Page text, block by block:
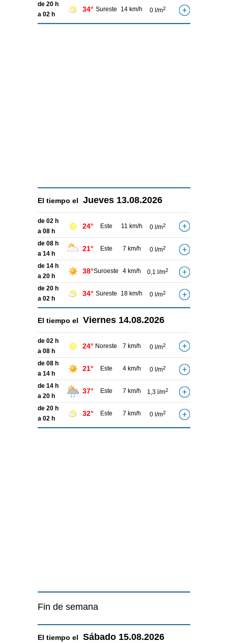
de 20 h
a 02 h
34° Sureste 14 km/h 0 l/m2
El tiempo el Jueves 13.08.2026
de 02 h
a 08 h
24° Este 11 km/h 0 l/m2
de 08 h
a 14 h
21° Este 7 km/h 0 l/m2
de 14 h
a 20 h
38°Suroeste 4 km/h 0,1 l/m2
de 20 h
a 02 h
34° Sureste 18 km/h 0 l/m2
El tiempo el Viernes 14.08.2026
de 02 h
a 08 h
24° Noreste 7 km/h 0 l/m2
de 08 h
a 14 h
21° Este 4 km/h 0 l/m2
de 14 h
a 20 h
37° Este 7 km/h 1,3 l/m2
de 20 h
a 02 h
32° Este 7 km/h 0 l/m2
Fin de semana
El tiempo el Sábado 15.08.2026